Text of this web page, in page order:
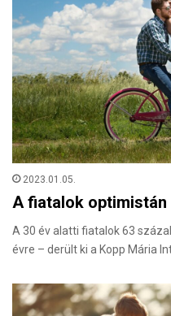
2023.01.05.
A fiatalok optimistán
A 30 év alatti fiatalok 63
évre – derült ki a Kopp Mária